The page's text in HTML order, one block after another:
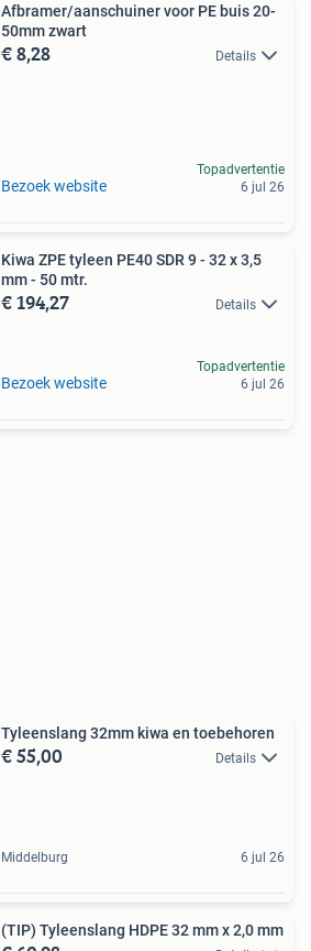
Afbramer/aanschuiner voor PE buis 20-
50mm zwart
€ 8,28 Details
Bezoek website
Topadvertentie
6 jul 26
Kiwa ZPE tyleen PE40 SDR 9 - 32 x 3,5
mm - 50 mtr.
€ 194,27 Details
Bezoek website
Topadvertentie
6 jul 26
Tyleenslang 32mm kiwa en toebehoren
€ 55,00 Details
Middelburg 6 jul 26
(TIP) Tyleenslang HDPE 32 mm x 2,0 mm